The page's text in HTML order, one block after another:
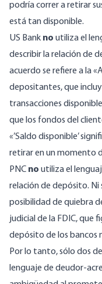
podría correr a retirar
está tan disponible.
US Bank no utiliza el
describir la relación de
acuerdo se refiere a la
depositantes, que
transacciones
que los fondos del
«’Saldo disponible’
retirar en un momento
PNC no utiliza el
relación de depósito. Ni
posibilidad de quiebra
judicial de la FDIC, que
depósito de los bancos
Por lo tanto, sólo dos
lenguaje de deudor-